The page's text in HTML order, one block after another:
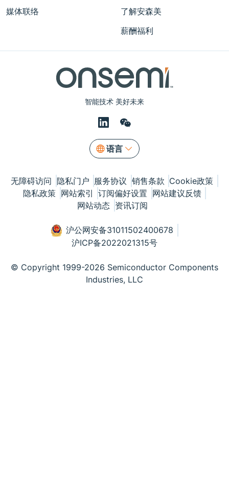
智能技术 美好未来
语言
媒体联络
了解安森美
薪酬福利
无障碍访问 隐私门户 服务协议 销售条款 Cookie政策
隐私政策 网站索引 订阅偏好设置 网站建议反馈
网站动态 资讯订阅
沪公网安备31011502400678
沪ICP备2022021315号
© Copyright 1999-2026 Semiconductor Components
Industries, LLC